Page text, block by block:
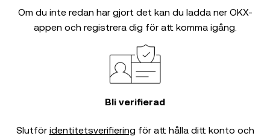
Om du inte redan har gjort det kan du ladda ner OKX-
appen och registrera dig för att komma igång.
Bli verifierad
Slutför identitetsverifiering för att hålla ditt konto och